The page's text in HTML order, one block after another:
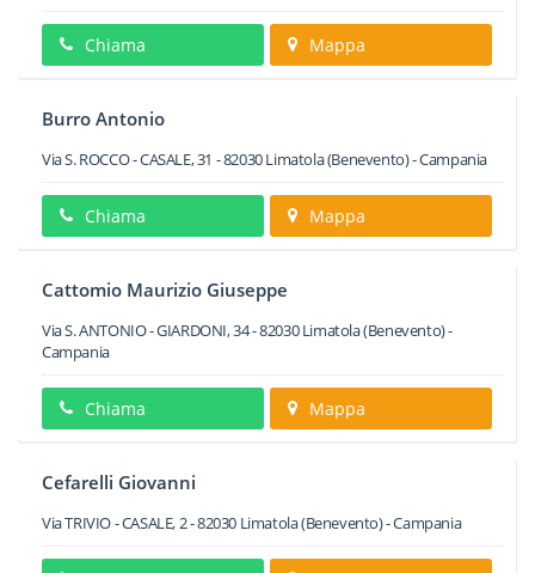
Chiama Mappa
Burro Antonio
Via S. ROCCO - CASALE, 31 -82030Limatola(Benevento) -Campania
Chiama Mappa
Cattomio Maurizio Giuseppe
Via S. ANTONIO - GIARDONI, 34-82030 Limatola(Benevento) -
Campania
Chiama Mappa
Cefarelli Giovanni
Via TRIVIO - CASALE, 2-82030 Limatola(Benevento) -Campania